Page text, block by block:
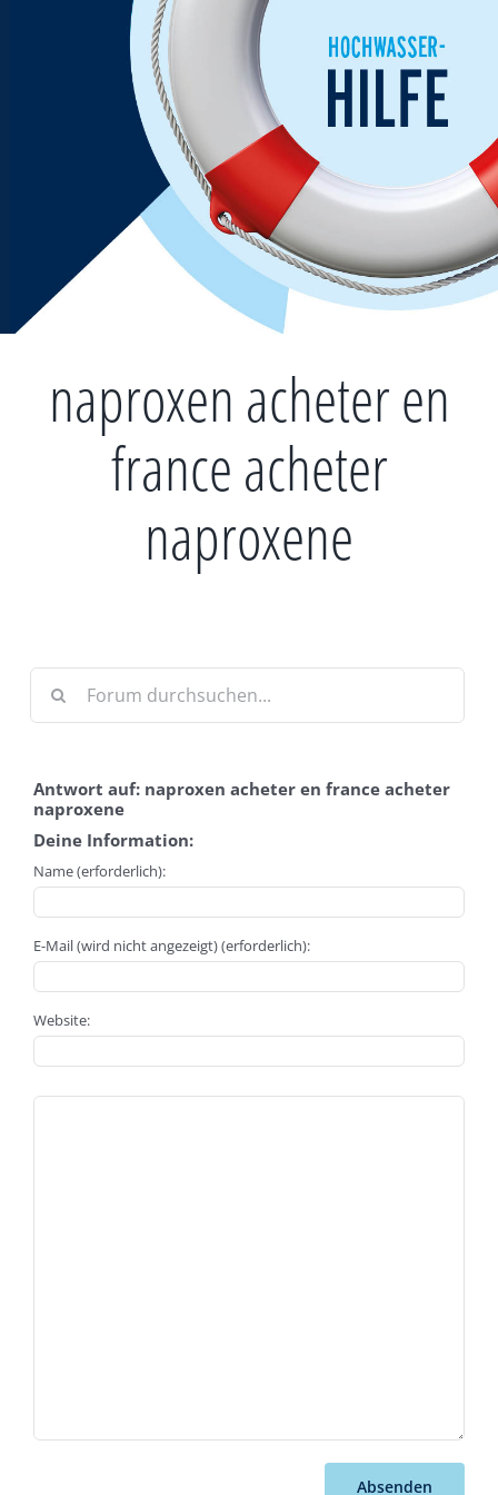
naproxen acheter en
france acheter
naproxene
Antwort auf: naproxen acheter en france acheter
naproxene
Deine Information:
Name (erforderlich):
E-Mail (wird nicht angezeigt) (erforderlich):
Website:
Absenden